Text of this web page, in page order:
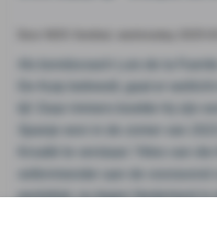
wedstrijd, nu tegen Nederland in